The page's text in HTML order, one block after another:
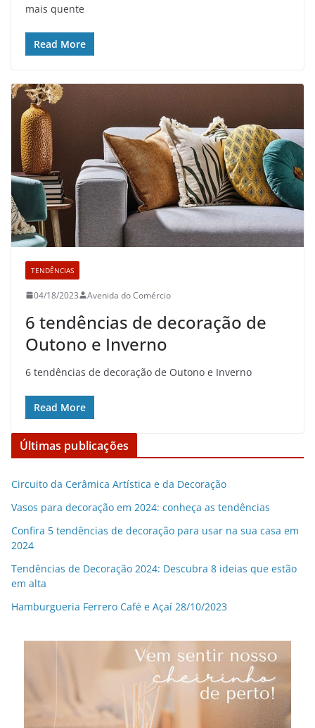
mais quente
Read More
TENDÊNCIAS
04/18/2023 Avenida do Comércio
6 tendências de decoração de
Outono e Inverno
6 tendências de decoração de Outono e Inverno
Read More
Últimas publicações
Circuito da Cerâmica Artística e da Decoração
Vasos para decoração em 2024: conheça as tendências
Confira 5 tendências de decoração para usar na sua casa em
2024
Tendências de Decoração 2024: Descubra 8 ideias que estão
em alta
Hamburgueria Ferrero Café e Açaí 28/10/2023